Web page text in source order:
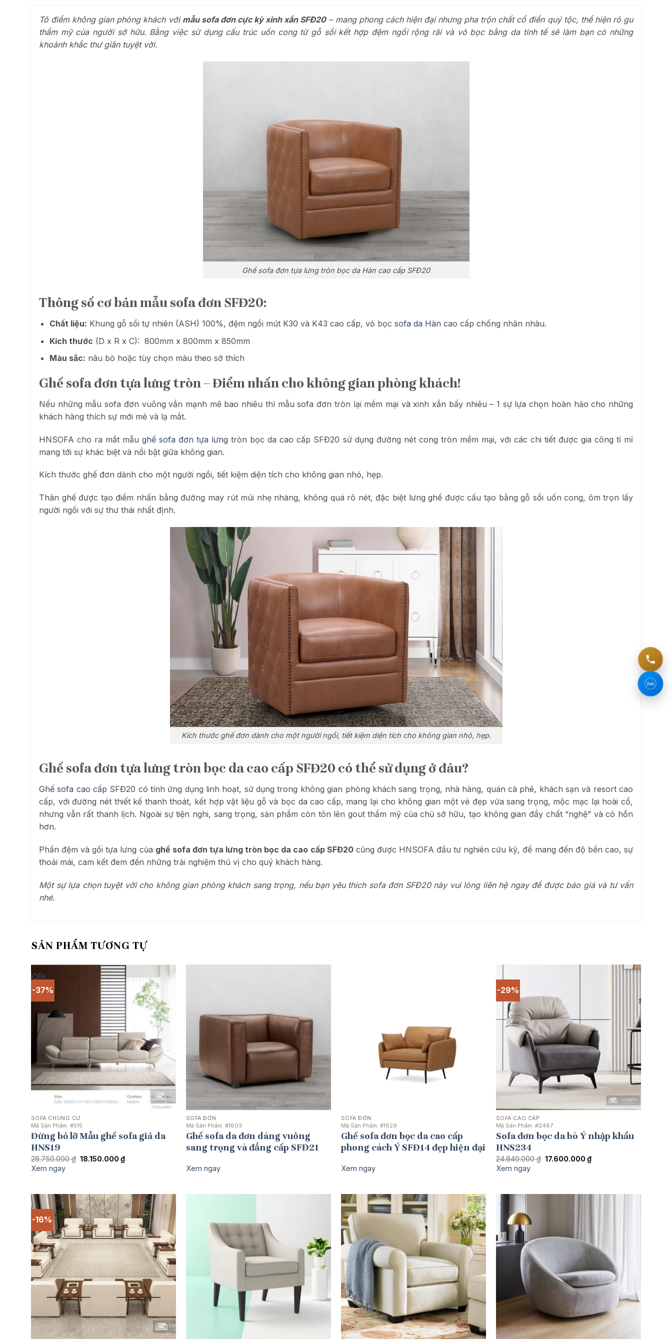
Tô điểm không gian phòng khách với mẫu sofa đơn cực kỳ xinh xắn SFĐ20– mang phong cách hiện đại nhưng pha trộn chất cổ điển quý tộc, thể hiện rõ gu
thẩm mỹ của người sở hữu. Bằng việc sử dụng cấu trúc uốn cong từ gỗ sồi kết hợp đệm ngồi rộng rãi và vỏ bọc bằng da tinh tế sẽ làm bạn có những
khoảnh khắc thư giãn tuyệt vời.
Ghế sofa đơn tựa lưng tròn bọc da Hàn cao cấp SFĐ20
Thông số cơ bản mẫu sofa đơn SFĐ20:
Chất liệu: Khung gỗ sồi tự nhiên (ASH) 100%, đệm ngồi mút K30 và K43 cao cấp, vỏ bọc sofa da Hàn cao cấp chống nhăn nhàu.
Kích thước (D x R x C): 800mm x 800mm x 850mm
Màu sắc: nâu bò hoặc tùy chọn màu theo sở thích
Ghế sofa đơn tựa lưng tròn – Điểm nhấn cho không gian phòng khách!
Nếu những mẫu sofa đơn vuông vắn mạnh mẽ bao nhiêu thì mẫu sofa đơn tròn lại mềm mại và xinh xắn bấy nhiêu – 1 sự lựa chọn hoàn hảo cho những
khách hàng thích sự mới mẻ và lạ mắt.
HNSOFA cho ra mắt mẫughế sofa đơn tựa lưng tròn bọc da cao cấp SFĐ20 sử dụng đường nét cong tròn mềm mại, với các chi tiết được gia công tỉ mỉ
mang tới sự khác biệt và nổi bật giữa không gian.
Kích thước ghế đơn dành cho một người ngồi, tiết kiệm diện tích cho không gian nhỏ, hẹp.
Thân ghế được tạo điểm nhấn bằng đường may rút múi nhẹ nhàng, không quá rõ nét, đặc biệt lưng ghế được cấu tạo bằng gỗ sồi uốn cong, ôm trọn lấy
người ngồi với sự thư thái nhất định.
Kích thước ghế đơn dành cho một người ngồi, tiết kiệm diện tích cho không gian nhỏ, hẹp.
Ghế sofa đơn tựa lưng tròn bọc da cao cấp SFĐ20 có thể sử dụng ở đâu?
Ghế sofa cao cấp SFĐ20 có tính ứng dụng linh hoạt, sử dụng trong không gian phòng khách sang trọng, nhà hàng, quán cà phê, khách sạn và resort cao
cấp, với đường nét thiết kế thanh thoát, kết hợp vật liệu gỗ và bọc da cao cấp, mang lại cho không gian một vẻ đẹp vừa sang trọng, mộc mạc lại hoài cổ,
nhưng vẫn rất thanh lịch. Ngoài sự tiện nghi, sang trọng, sản phẩm còn tôn lên gout thẩm mỹ của chủ sở hữu, tạo không gian đầy chất “nghệ” và có hồn
hơn.
Phần đệm và gối tựa lưng của ghế sofa đơn tựa lưng tròn bọc da cao cấp SFĐ20cũng được HNSOFA đầu tư nghiên cứu kỹ, để mang đến độ bền cao, sự
thoải mái, cam kết đem đến những trải nghiệm thú vị cho quý khách hàng.
Một sự lựa chọn tuyệt vời cho không gian phòng khách sang trọng, nếu bạn yêu thích sofa đơn SFĐ20 này vui lòng liên hệ ngay để được báo giá và tư vấn
nhé.
SẢN PHẨM TƯƠNG TỰ
-37%
SOFA CHUNG CƯ
Mã Sản Phẩm: #515
Đừng bỏ lỡ Mẫu ghế sofa giả da
HNS19
28.750.000₫ Giá
18.150.000₫Giá
Xem ngay
SOFA ĐƠN
Mã Sản Phẩm: #1603
Ghế sofa da đơn dáng vuông
sang trọng và đẳng cấp SFĐ21
Xem ngay
SOFA ĐƠN
Mã Sản Phẩm: #1629
Ghế sofa đơn bọc da cao cấp
phong cách Ý SFĐ14 đẹp hiện đại
Xem ngay
-29%
SOFA CAO CẤP
Mã Sản Phẩm: #2487
Sofa đơn bọc da bò Ý nhập khẩu
HNS234
24.840.000₫ Giá
17.600.000₫Giá
Xem ngay
-16%